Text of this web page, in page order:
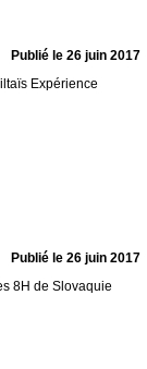
Publié le 26 juin 2017
Expérience
Publié le 26 juin 2017
8H de Slovaquie